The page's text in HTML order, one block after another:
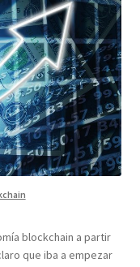
blockchain a partir
que iba a empezar